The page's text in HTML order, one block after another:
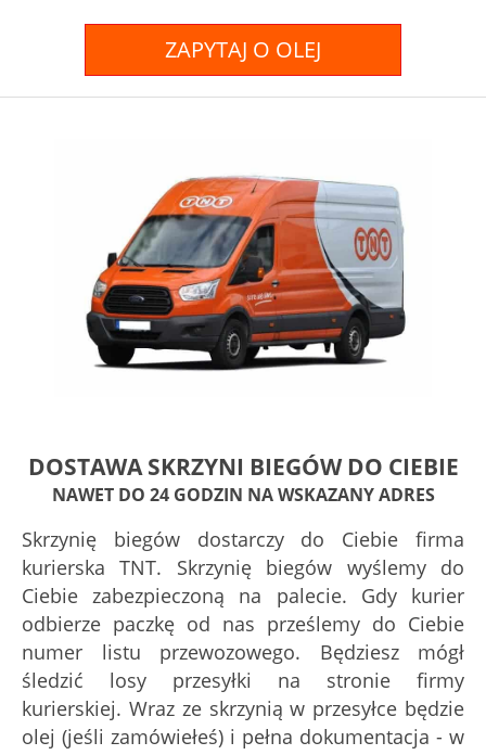
ZAPYTAJ O OLEJ
DOSTAWA SKRZYNI BIEGÓW DO CIEBIE
NAWET DO 24 GODZIN NA WSKAZANY ADRES
Skrzynię biegów dostarczy do Ciebie firma
kurierska TNT. Skrzynię biegów wyślemy do
Ciebie zabezpieczoną na palecie. Gdy kurier
odbierze paczkę od nas prześlemy do Ciebie
numer listu przewozowego. Będziesz mógł
śledzić losy przesyłki na stronie firmy
kurierskiej. Wraz ze skrzynią w przesyłce będzie
olej (jeśli zamówiełeś) i pełna dokumentacja - w